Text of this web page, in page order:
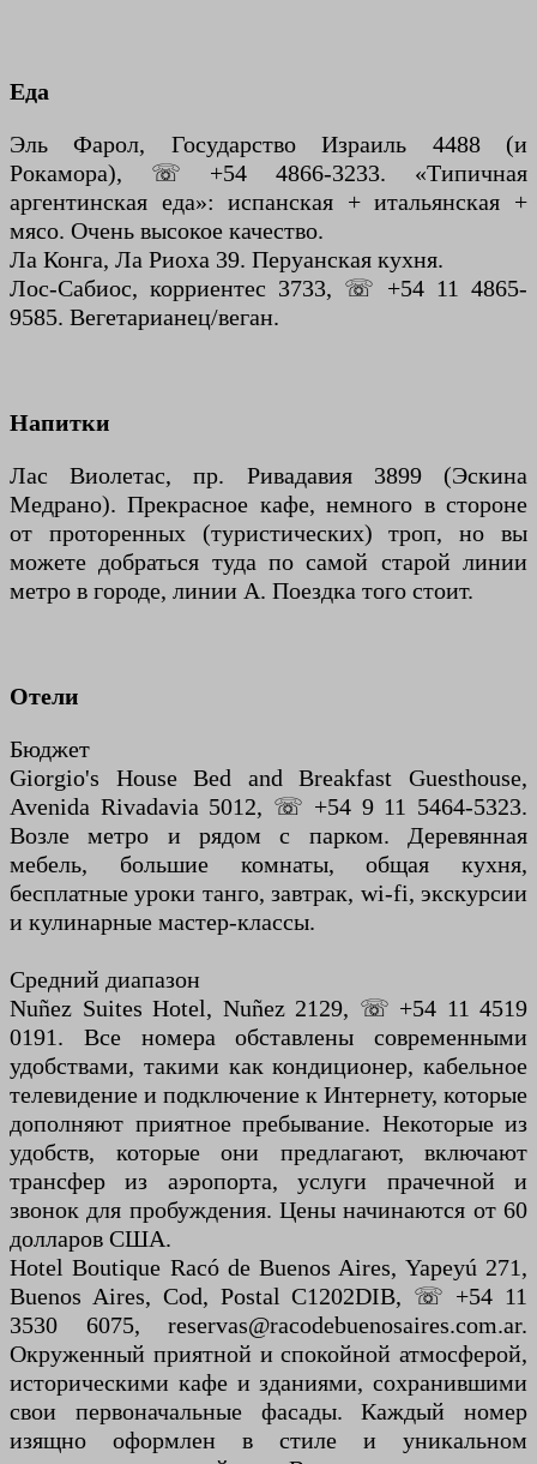
Еда
Эль Фарол, Государство Израиль 4488 (и
Рокамора), ☏ +54 4866-3233. «Типичная
аргентинская еда»: испанская + итальянская +
мясо. Очень высокое качество.
Ла Конга, Ла Риоха 39. Перуанская кухня.
Лос-Сабиос, корриентес 3733, ☏ +54 11 4865-
9585. Вегетарианец/веган.
Напитки
Лас Виолетас, пр. Ривадавия 3899 (Эскина
Медрано). Прекрасное кафе, немного в стороне
от проторенных (туристических) троп, но вы
можете добраться туда по самой старой линии
метро в городе, линии А. Поездка того стоит.
Отели
Бюджет
Giorgio's House Bed and Breakfast Guesthouse,
Avenida Rivadavia 5012, ☏ +54 9 11 5464-5323.
Возле метро и рядом с парком. Деревянная
мебель, большие комнаты, общая кухня,
бесплатные уроки танго, завтрак, wi-fi, экскурсии
и кулинарные мастер-классы.
Средний диапазон
Nuñez Suites Hotel, Nuñez 2129, ☏ +54 11 4519
0191. Все номера обставлены современными
удобствами, такими как кондиционер, кабельное
телевидение и подключение к Интернету, которые
дополняют приятное пребывание. Некоторые из
удобств, которые они предлагают, включают
трансфер из аэропорта, услуги прачечной и
звонок для пробуждения. Цены начинаются от 60
долларов США.
Hotel Boutique Racó de Buenos Aires, Yapeyú 271,
Buenos Aires, Cod, Postal C1202DIB, ☏ +54 11
3530 6075, reservas@racodebuenosaires.com.ar.
Окруженный приятной и спокойной атмосферой,
историческими кафе и зданиями, сохранившими
свои первоначальные фасады. Каждый номер
изящно оформлен в стиле и уникальном